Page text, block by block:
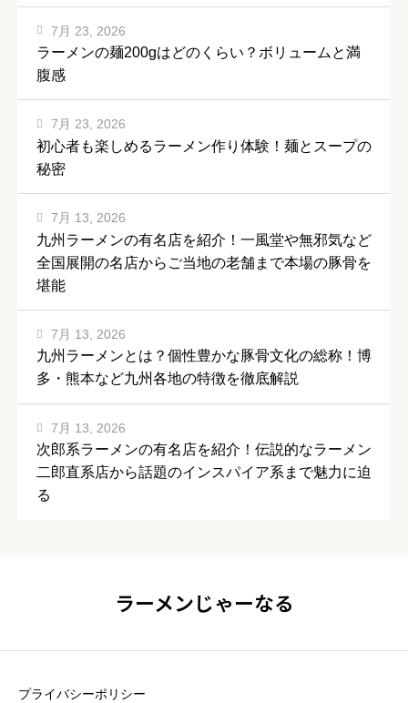
ラーメンの麺200gはどのくらい？ボリュームと満
腹感
7月 23, 2026
初心者も楽しめるラーメン作り体験！麺とスープの
秘密
7月 23, 2026
九州ラーメンの有名店を紹介！一風堂や無邪気など
全国展開の名店からご当地の老舗まで本場の豚骨を
堪能
7月 13, 2026
九州ラーメンとは？個性豊かな豚骨文化の総称！博
多・熊本など九州各地の特徴を徹底解説
7月 13, 2026
次郎系ラーメンの有名店を紹介！伝説的なラーメン
二郎直系店から話題のインスパイア系まで魅力に迫
る
7月 13, 2026
ラーメンじゃーなる
プライバシーポリシー